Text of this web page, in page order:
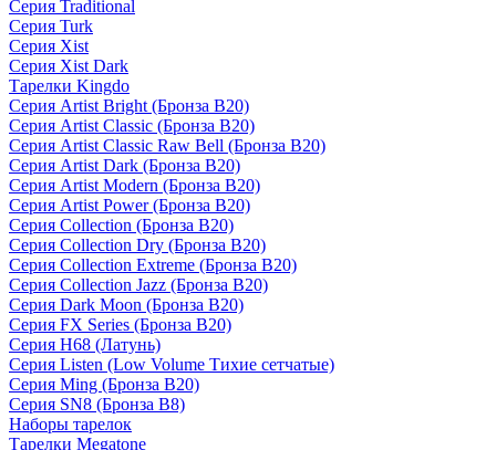
Серия Traditional
Серия Turk
Серия Xist
Серия Xist Dark
Тарелки Kingdo
Серия Artist Bright (Бронза B20)
Серия Artist Classic (Бронза B20)
Серия Artist Classic Raw Bell (Бронза B20)
Серия Artist Dark (Бронза B20)
Серия Artist Modern (Бронза B20)
Серия Artist Power (Бронза B20)
Серия Collection (Бронза B20)
Серия Collection Dry (Бронза B20)
Серия Collection Extreme (Бронза B20)
Серия Collection Jazz (Бронза B20)
Серия Dark Moon (Бронза B20)
Серия FX Series (Бронза B20)
Серия H68 (Латунь)
Серия Listen (Low Volume Тихие сетчатые)
Серия Ming (Бронза B20)
Серия SN8 (Бронза B8)
Наборы тарелок
Тарелки Megatone